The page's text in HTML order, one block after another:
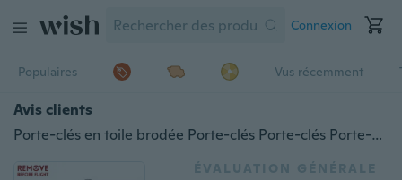
Connexion
Populaires Vus récemment
Avis clients
Porte-clés en toile brodée Porte-clés Porte-clés Porte-clés avant le vol Porte-clés pour moto et voiture
ÉVALUATION GÉNÉRALE